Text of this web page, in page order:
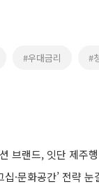
#우대금리 #
브랜드, 잇단 제주행
·문화공간’ 전략 눈